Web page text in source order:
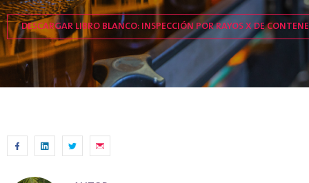
DESCARGAR LIBRO BLANCO: INSPECCIÓN POR RAYOS X DE